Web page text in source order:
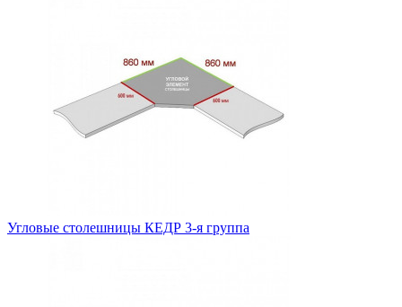
Угловые столешницы КЕДР 3-я группа